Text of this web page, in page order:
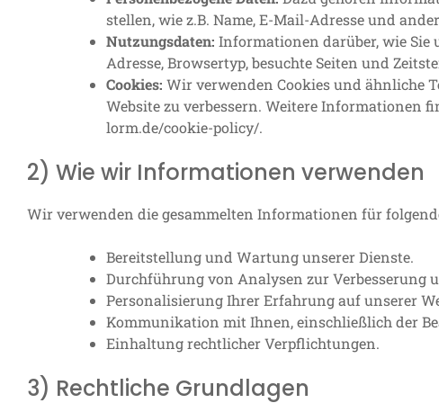
stellen, wie z.B. Name, E-Mail-Adresse und
Nutzungsdaten: Informationen darüber, wie Sie
Adresse, Browsertyp, besuchte Seiten und
Cookies: Wir verwenden Cookies und ähnliche
Website zu verbessern. Weitere Informationen
lorm.de/cookie-policy/.
2) Wie wir Informationen verwenden
Wir verwenden die gesammelten Informationen für
Bereitstellung und Wartung unserer Dienste.
Durchführung von Analysen zur Verbesserung
Personalisierung Ihrer Erfahrung auf unserer
Kommunikation mit Ihnen, einschließlich der
Einhaltung rechtlicher Verpflichtungen.
3) Rechtliche Grundlagen